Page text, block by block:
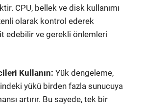
CPU, bellek ve disk kullanımı
olarak kontrol ederek
edebilir ve gerekli önlemleri
Kullanın: Yük dengeleme,
yükü birden fazla sunucuya
artırır. Bu sayede, tek bir